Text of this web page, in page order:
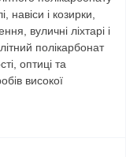
і козирки,
вуличні ліхтарі і
полікарбонат
оптиці та
високої